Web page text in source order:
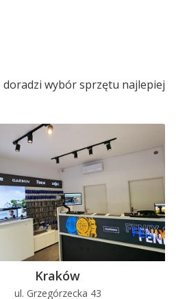
doradzi wybór sprzętu najlepiej
Kraków
ul. Grzegórzecka 43